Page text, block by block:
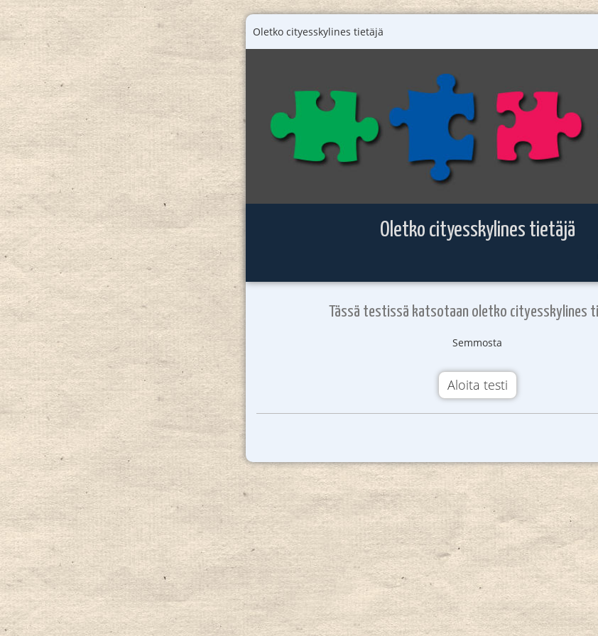
Oletko cityesskylines tietäjä
Oletko cityesskylines tietäjä
Tässä testissä katsotaan oletko cityesskylines
Semmosta
Aloita testi